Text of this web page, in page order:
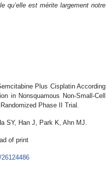
qu’elle est mérite largement notre
Plus Cisplatin According
in Nonsquamous Non-Small-Cell
Phase II Trial.
SY, Han J, Park K, Ahn MJ.
of print